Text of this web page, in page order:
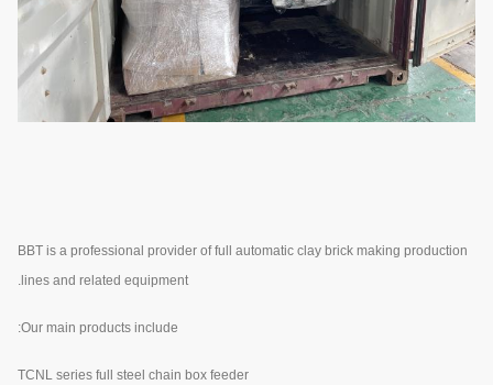
BBT is a professional provider of full automatic clay brick making production
lines and related equipment.
Our main products include:
TCNL series full steel chain box feeder